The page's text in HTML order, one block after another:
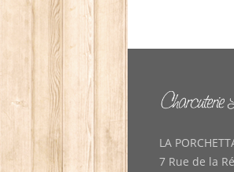
LA
7 Rue de la